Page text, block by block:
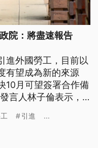
院：將盡速報告
進外國勞工，目前以
有望成為新的來源
10月可望簽署合作備
言人林子倫表示，
引進 ...